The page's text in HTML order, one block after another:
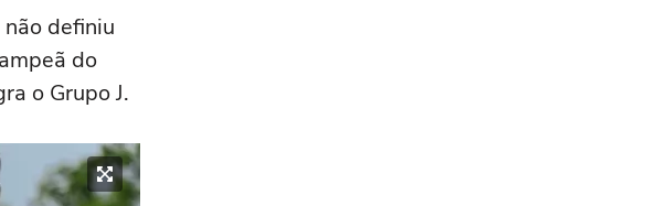
definiu
do
o Grupo J.